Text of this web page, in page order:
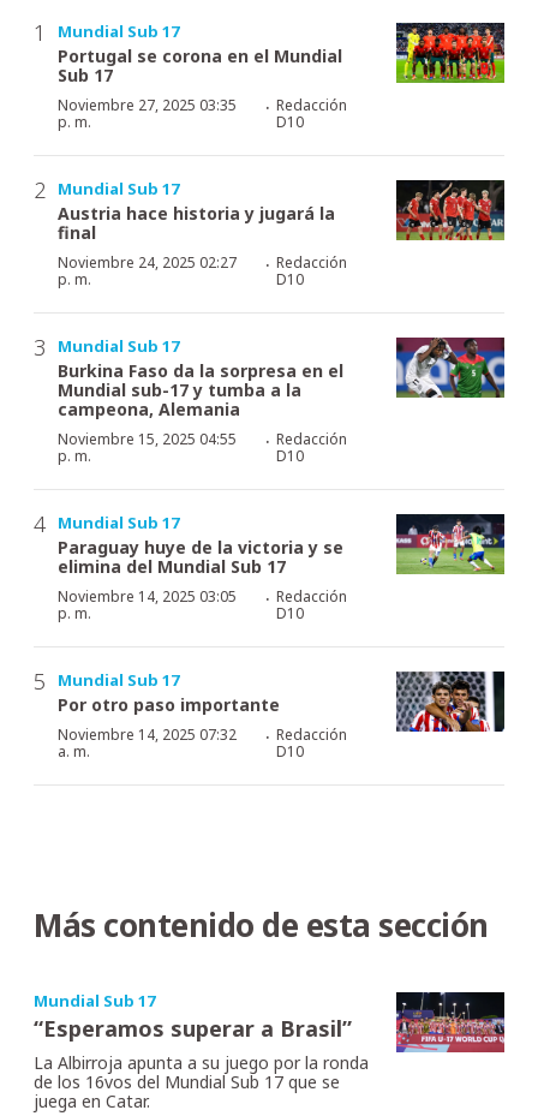
Mundial Sub 17
Portugal se corona en el Mundial
Sub 17
Noviembre 27, 2025 03:35
p. m.
·Redacción
D10
Mundial Sub 17
Austria hace historia y jugará la
final
Noviembre 24, 2025 02:27
p. m.
·Redacción
D10
Mundial Sub 17
Burkina Faso da la sorpresa en el
Mundial sub-17 y tumba a la
campeona, Alemania
Noviembre 15, 2025 04:55
p. m.
·Redacción
D10
Mundial Sub 17
Paraguay huye de la victoria y se
elimina del Mundial Sub 17
Noviembre 14, 2025 03:05
p. m.
·Redacción
D10
Mundial Sub 17
Por otro paso importante
Noviembre 14, 2025 07:32
a. m.
·Redacción
D10
Más contenido de esta sección
Mundial Sub 17
“Esperamos superar a Brasil”
La Albirroja apunta a su juego por la ronda
de los 16vos del Mundial Sub 17 que se
juega en Catar.